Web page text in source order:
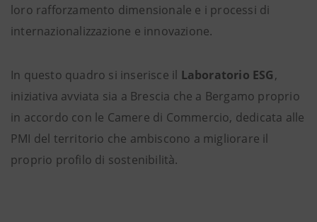
loro rafforzamento dimensionale e i processi di
internazionalizzazione e innovazione.
In questo quadro si inserisce il Laboratorio ESG,
iniziativa avviata sia a Brescia che a Bergamo proprio
in accordo con le Camere di Commercio, dedicata alle
PMI del territorio che ambiscono a migliorare il
proprio profilo di sostenibilità.